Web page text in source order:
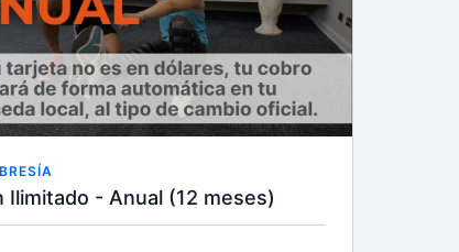
Ilimitado - Anual (12 meses)